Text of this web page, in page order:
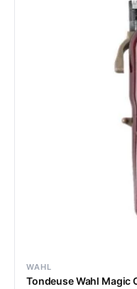
WAHL
Tondeuse Wahl Magic